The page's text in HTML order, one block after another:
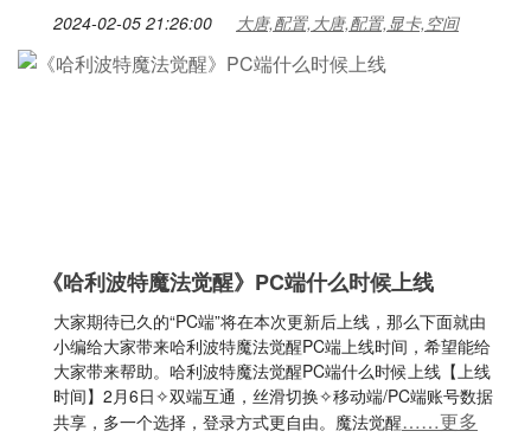
2024-02-05 21:26:00 大唐,配置,大唐,配置,显卡,空间
《哈利波特魔法觉醒》PC端什么时候上线
大家期待已久的“PC端”将在本次更新后上线，那么下面就由
小编给大家带来哈利波特魔法觉醒PC端上线时间，希望能给
大家带来帮助。哈利波特魔法觉醒PC端什么时候上线【上线
时间】2月6日✧双端互通，丝滑切换✧移动端/PC端账号数据
共享，多一个选择，登录方式更自由。魔法觉醒……更多